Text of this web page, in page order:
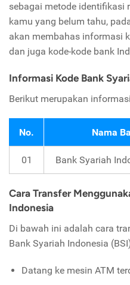
sebagai metode identifikasi
kamu yang belum tahu,
akan membahas informasi
dan juga kode-kode bank
Informasi Kode Bank
Berikut merupakan
No. Nama
01 Bank Syariah
Cara Transfer
Indonesia
Di bawah ini adalah cara
Bank Syariah Indonesia
Datang ke mesin ATM